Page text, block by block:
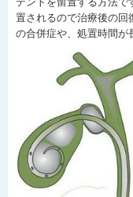
置されるので治療後の回
の合併症や、処置時間が